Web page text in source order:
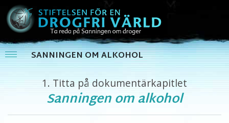
SANNINGEN OM ALKOHOL
1. Titta på dokumentärkapitlet
Sanningen om alkohol